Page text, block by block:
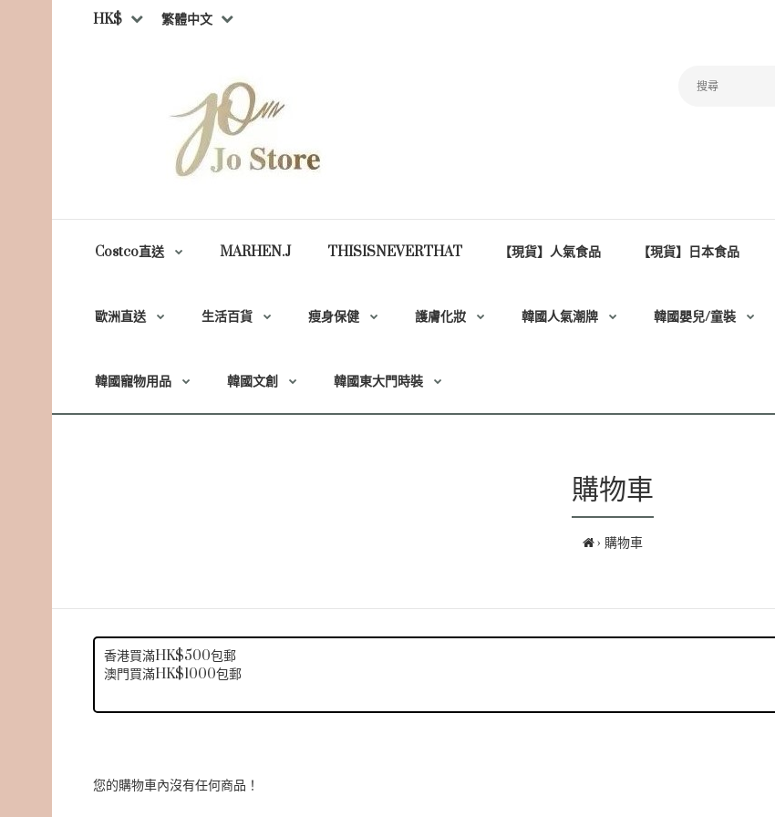
HK$ 繁體中文
Costco直送 MARHEN.J THISISNEVERTHAT 【現貨】人氣食品 【現貨】日本食品
歐洲直送 生活百貨 瘦身保健 護膚化妝 韓國人氣潮牌 韓國嬰兒/童裝
韓國寵物用品 韓國文創 韓國東大門時裝
購物車
購物車
香港買滿HK$500包郵
澳門買滿HK$1000包郵
您的購物車內沒有任何商品！